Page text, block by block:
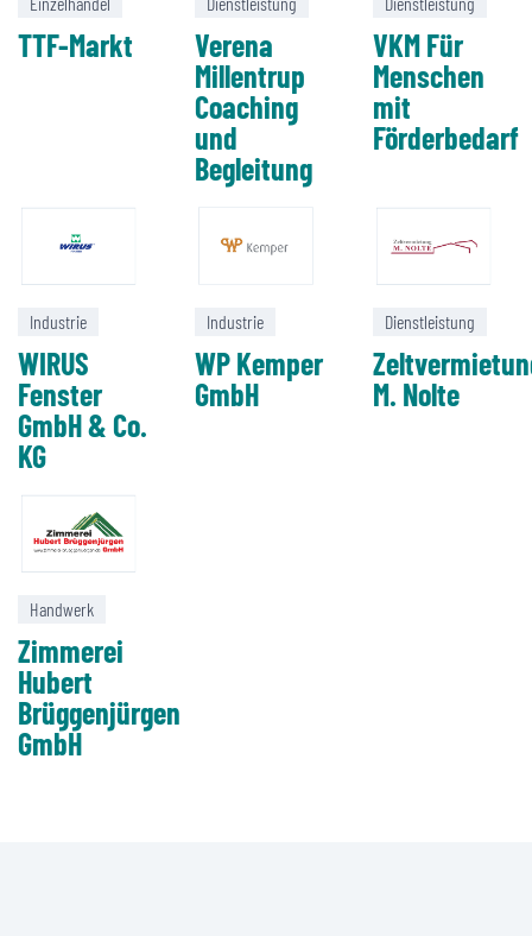
TTF-Markt
Verena
Millentrup
Coaching
und
Begleitung
VKM Für
Menschen
mit
Förderbedarf
Industrie
WIRUS
Fenster
GmbH & Co.
KG
Industrie
WP Kemper
GmbH
Dienstleistung
M. Nolte
Handwerk
Zimmerei
Hubert
Brüggenjürgen
GmbH